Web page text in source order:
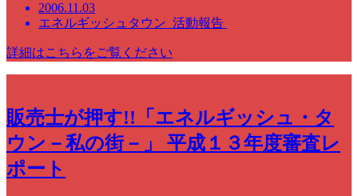
2006.11.03
エネルギッシュタウン 活動報告
詳細はこちらをご覧ください
販売士が押す!!「エネルギッシュ・タ
ウン－私の街－」 平成１３年度審査レ
ポート